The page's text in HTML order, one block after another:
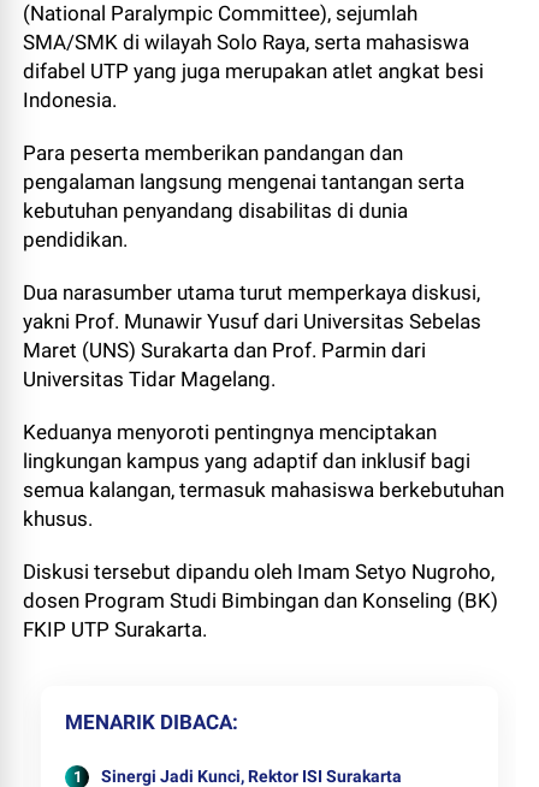
(National Paralympic Committee), sejumlah
SMA/SMK di wilayah Solo Raya, serta mahasiswa
difabel UTP yang juga merupakan atlet angkat besi
Indonesia.
Para peserta memberikan pandangan dan
pengalaman langsung mengenai tantangan serta
kebutuhan penyandang disabilitas di dunia
pendidikan.
Dua narasumber utama turut memperkaya diskusi,
yakni Prof. Munawir Yusuf dari Universitas Sebelas
Maret (UNS) Surakarta dan Prof. Parmin dari
Universitas Tidar Magelang.
Keduanya menyoroti pentingnya menciptakan
lingkungan kampus yang adaptif dan inklusif bagi
semua kalangan, termasuk mahasiswa berkebutuhan
khusus.
Diskusi tersebut dipandu oleh Imam Setyo Nugroho,
dosen Program Studi Bimbingan dan Konseling (BK)
FKIP UTP Surakarta.
MENARIK DIBACA
Sinergi Jadi Kunci, Rektor ISI Surakarta